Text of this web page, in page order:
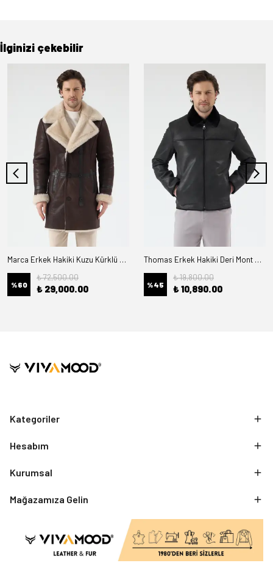
İlginizi çekebilir
Marca Erkek Hakiki Kuzu Kürklü Deri Kaban
%60
₺ 72,500.00
₺ 29,000.00
Thomas Erkek Hakiki Deri Mont Kürk Astarlı
%45
₺ 19,800.00
₺ 10,890.00
Kategoriler
Hesabım
Kurumsal
Mağazamıza Gelin